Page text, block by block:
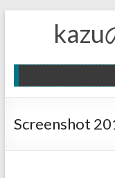
kazu
Screenshot